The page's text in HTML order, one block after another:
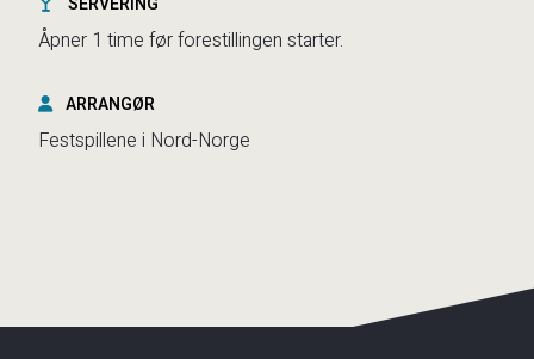
Åpner 1 time før forestillingen starter.
ARRANGØR
Festspillene i Nord-Norge